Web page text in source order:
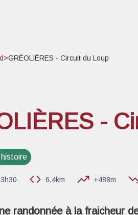
>GRÉOLIÈRES - Circuit du Loup
-
3h30 6,4km +488m
randonnée à la fraicheur